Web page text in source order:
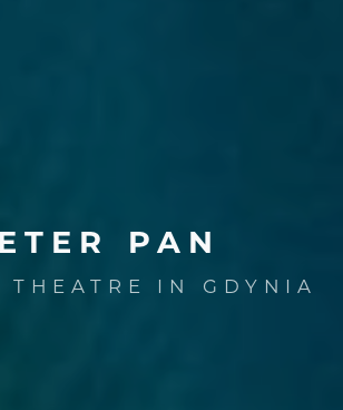
PAN
THEATRE IN GDYNIA